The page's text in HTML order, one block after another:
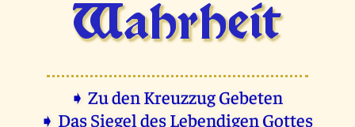
Wahrheit
➧ Zu den Kreuzzug Gebeten
➧ Das Siegel des Lebendigen Gottes